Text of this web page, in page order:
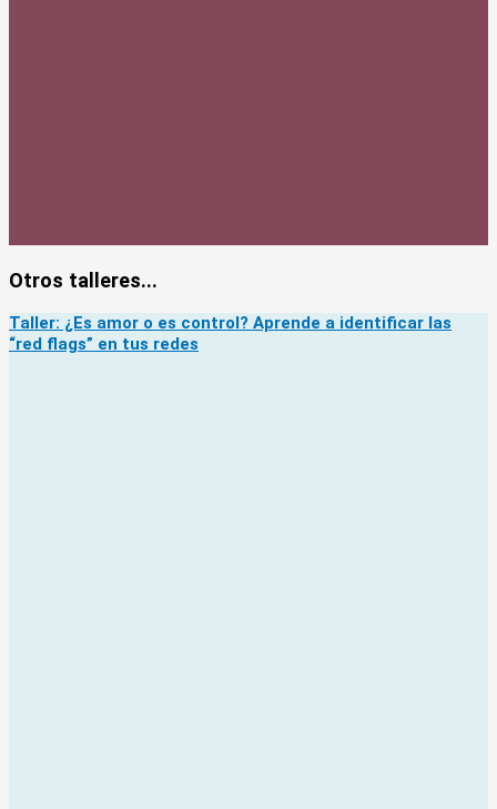
Otros talleres...
Taller: ¿Es amor o es control? Aprende a identificar las
“red flags” en tus redes